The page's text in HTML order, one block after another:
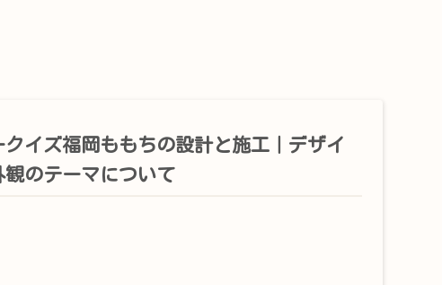
クイズ福岡ももちの設計と施工｜デザイ
観のテーマについて